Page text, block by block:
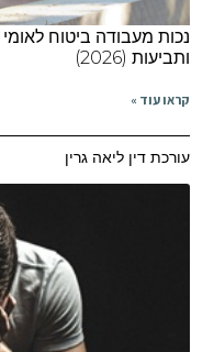
נכות מעבודה ביטוח
ותביעות (2026)
קראו עוד »
עורכת דין ליאה גרין